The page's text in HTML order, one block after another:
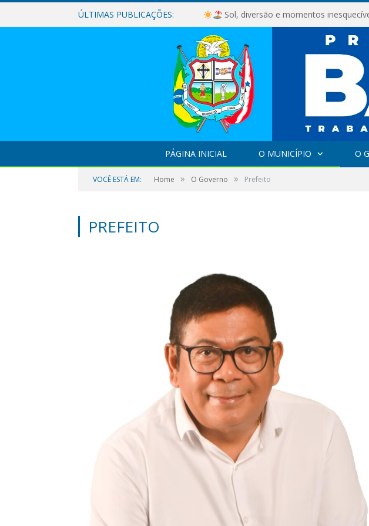
ÚLTIMAS PUBLICAÇÕES: Sol, diversão e momentos
PÁGINA INICIAL O MUNICÍPIO O
VOCÊ ESTÁ EM: Home » O Governo » Prefeito
PREFEITO